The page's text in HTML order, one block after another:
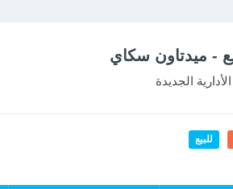
- ميدتاون سكاي
الجديدة
للبيع